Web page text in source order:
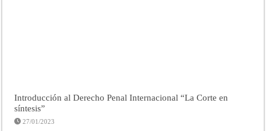
Introducción al Derecho Penal Internacional “La Corte en
síntesis”
27/01/2023